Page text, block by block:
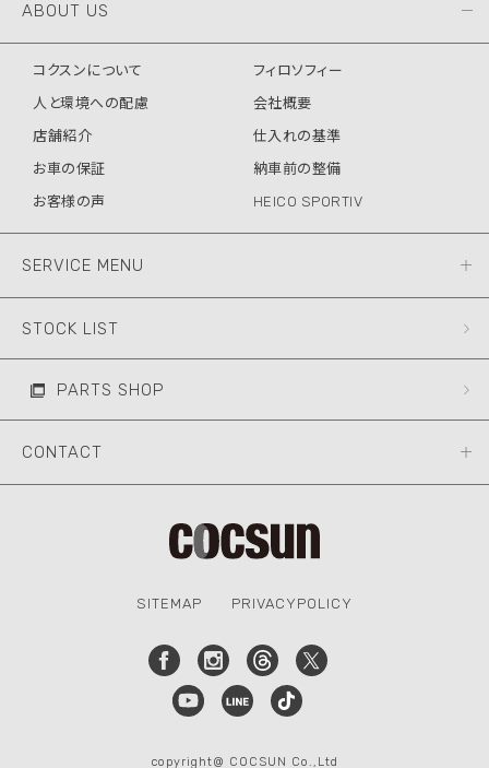
ABOUT US
コクスンについて
フィロソフィー
人と環境への配慮
会社概要
店舗紹介
仕入れの基準
お車の保証
納車前の整備
お客様の声
HEICO SPORTIV
SERVICE MENU
STOCK LIST
PARTS SHOP
CONTACT
SITEMAP PRIVACYPOLICY
copyright@ COCSUN Co.,Ltd